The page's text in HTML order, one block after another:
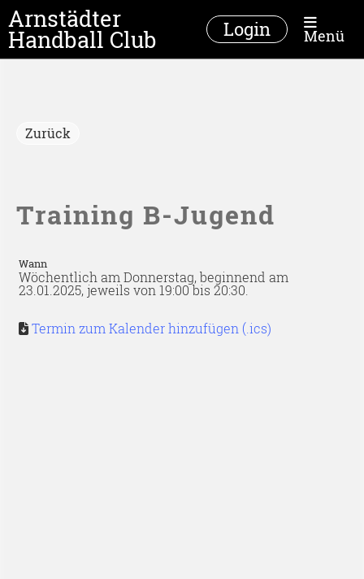
Arnstädter
Handball Club Login Menü
Zurück
Training B-Jugend
Wann
Wöchentlich am Donnerstag, beginnend am
23.01.2025, jeweils von 19:00 bis 20:30.
Termin zum Kalender hinzufügen (.ics)